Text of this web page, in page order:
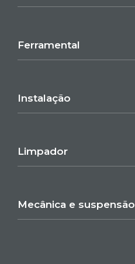
Ferramental
Instalação
Limpador
Mecânica e suspensão